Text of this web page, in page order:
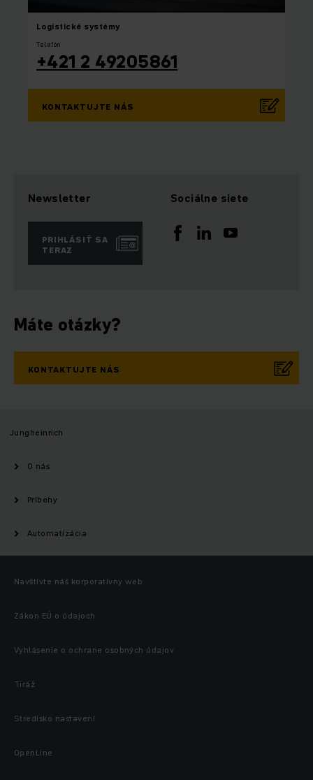
Logistické systémy
Telefón
+421 2 49205861
KONTAKTUJTE NÁS
Newsletter
PRIHLÁSIŤ SA
TERAZ
Sociálne siete
Máte otázky?
KONTAKTUJTE NÁS
Jungheinrich
O nás
Príbehy
Automatizácia
Navštívte náš korporatívny web
Zákon EÚ o údajoch
Vyhlásenie o ochrane osobných údajov
Tiráž
Stredisko nastavení
OpenLine